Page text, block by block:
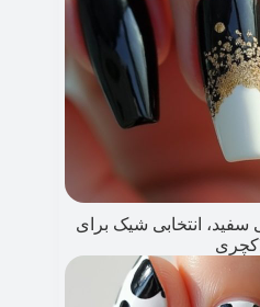
انتخابی شیک برای